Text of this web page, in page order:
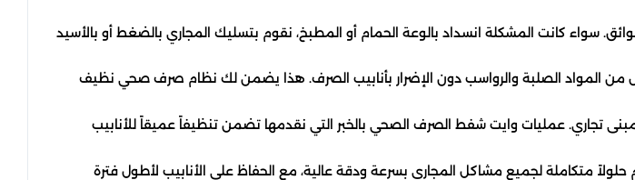
سواء كانت المشكلة انسداد بالوعة الحمام أو المطبخ، نقوم بتسليك المجاري بالضغط أو بالأسيد
المواد الصلبة والرواسب دون الإضرار بأنابيب الصرف. هذا يضمن لك نظام صرف صحي نظيف
مبنى تجاري. عمليات وايت شفط الصرف الصحي بالخبر التي نقدمها تضمن تنظيفاً عميقاً للأنابيب
متكاملة لجميع مشاكل المجاري بسرعة ودقة عالية، مع الحفاظ على الأنابيب لأطول فترة